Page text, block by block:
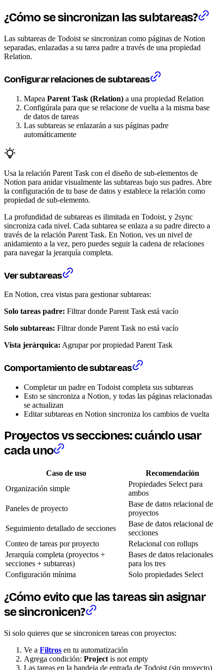
¿Cómo se sincronizan las subtareas?
Las subtareas de Todoist se sincronizan como páginas de Notion
separadas, enlazadas a su tarea padre a través de una propiedad
Relation.
Configurar relaciones de subtareas
Mapea Parent Task (Relation) a una propiedad Relation
Configúrala para que se relacione de vuelta a la misma base
de datos de tareas
Las subtareas se enlazarán a sus páginas padre
automáticamente
Usa la relación Parent Task con el diseño de sub-elementos de
Notion para anidar visualmente las subtareas bajo sus padres. Abre
la configuración de tu base de datos y establece la relación como
propiedad de sub-elemento.
La profundidad de subtareas es ilimitada en Todoist, y 2sync
sincroniza cada nivel. Cada subtarea se enlaza a su padre directo a
través de la relación Parent Task. En Notion, ves un nivel de
anidamiento a la vez, pero puedes seguir la cadena de relaciones
para navegar la jerarquía completa.
Ver subtareas
En Notion, crea vistas para gestionar subtareas:
Solo tareas padre: Filtrar donde Parent Task está vacío
Solo subtareas: Filtrar donde Parent Task no está vacío
Vista jerárquica: Agrupar por propiedad Parent Task
Comportamiento de subtareas
Completar un padre en Todoist completa sus subtareas
Esto se sincroniza a Notion, y todas las páginas relacionadas
se actualizan
Editar subtareas en Notion sincroniza los cambios de vuelta
Proyectos vs secciones: cuándo usar
cada uno
Caso de uso
Recomendación
Organización simple
Propiedades Select para
ambos
Paneles de proyecto
Base de datos relacional de
proyectos
Seguimiento detallado de secciones
Base de datos relacional de
secciones
Conteo de tareas por proyecto
Relacional con rollups
Jerarquía completa (proyectos +
secciones + subtareas)
Bases de datos relacionales
para los tres
Configuración mínima
Solo propiedades Select
¿Cómo evito que las tareas sin asignar
se sincronicen?
Si solo quieres que se sincronicen tareas con proyectos:
Ve a Filtros en tu automatización
Agrega condición: Project is not empty
Las tareas en la bandeja de entrada de Todoist (sin proyecto)